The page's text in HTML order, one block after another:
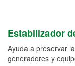
Estabilizador
Ayuda a preservar
generadores y